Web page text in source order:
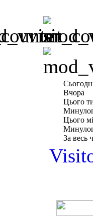
Вчора
Цього
Цього
За весь